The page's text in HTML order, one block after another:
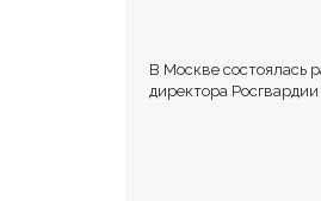
В Москве состоялась
директора